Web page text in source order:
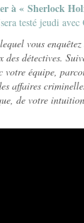
à « Sherlock
testé jeudi
vous enquêtez
détectives.
votre équipe,
affaires
de votre